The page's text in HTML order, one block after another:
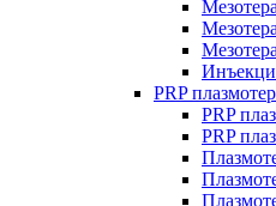
PRP
PRP
PRP